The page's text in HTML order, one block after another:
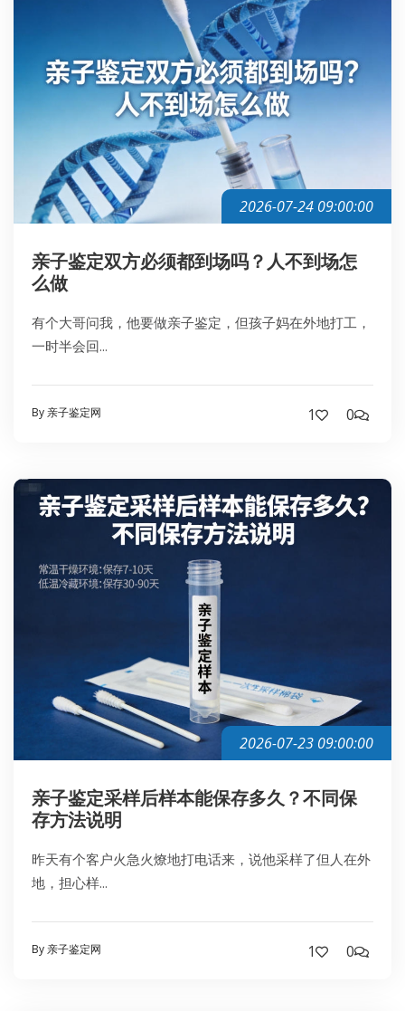
2026-07-24 09:00:00
亲子鉴定双方必须都到场吗？人不到场怎
么做
有个大哥问我，他要做亲子鉴定，但孩子妈在外地打工，
一时半会回...
By 亲子鉴定网 1 0
2026-07-23 09:00:00
亲子鉴定采样后样本能保存多久？不同保
存方法说明
昨天有个客户火急火燎地打电话来，说他采样了但人在外
地，担心样...
By 亲子鉴定网 1 0